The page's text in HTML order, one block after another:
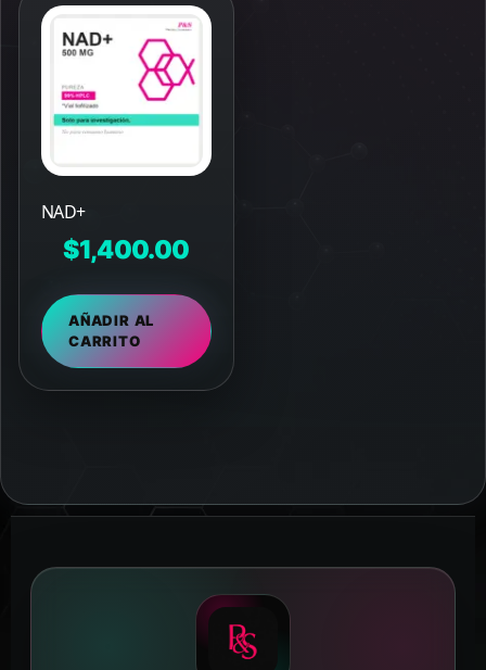
NAD+
$1,400.00
AÑADIR AL
CARRITO